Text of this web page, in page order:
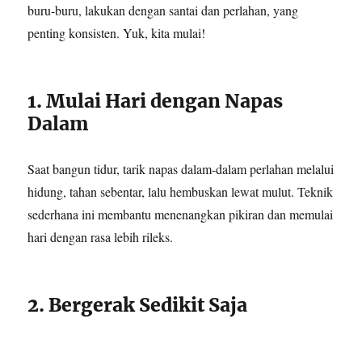
buru-buru, lakukan dengan santai dan perlahan, yang
penting konsisten. Yuk, kita mulai!
1. Mulai Hari dengan Napas
Dalam
Saat bangun tidur, tarik napas dalam-dalam perlahan melalui
hidung, tahan sebentar, lalu hembuskan lewat mulut. Teknik
sederhana ini membantu menenangkan pikiran dan memulai
hari dengan rasa lebih rileks.
2. Bergerak Sedikit Saja